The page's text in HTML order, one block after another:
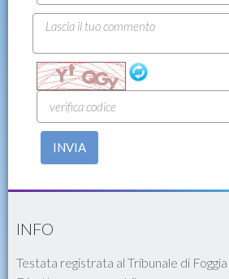
INVIA
INFO
Testata registrata al Tribunale di